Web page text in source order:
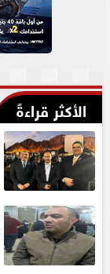
الأكثر قراءةً